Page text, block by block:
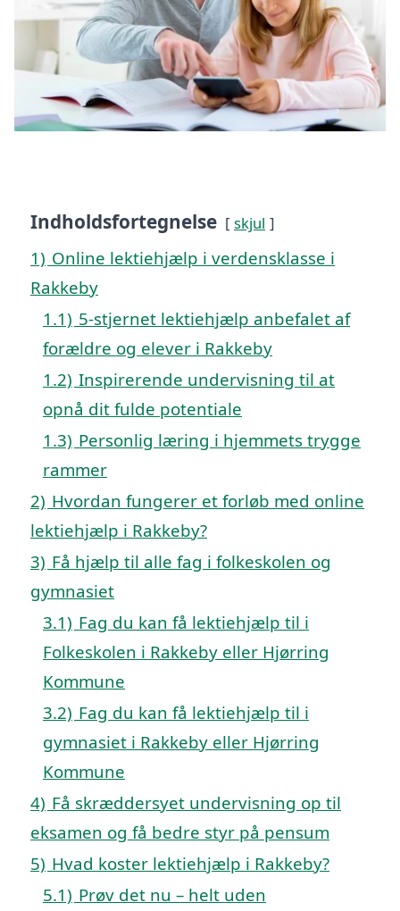
Indholdsfortegnelse skjul
1) Online lektiehjælp i verdensklasse i
Rakkeby
1.1) 5-stjernet lektiehjælp anbefalet af
forældre og elever i Rakkeby
1.2) Inspirerende undervisning til at
opnå dit fulde potentiale
1.3) Personlig læring i hjemmets trygge
rammer
2) Hvordan fungerer et forløb med online
lektiehjælp i Rakkeby?
3) Få hjælp til alle fag i folkeskolen og
gymnasiet
3.1) Fag du kan få lektiehjælp til i
Folkeskolen i Rakkeby eller Hjørring
Kommune
3.2) Fag du kan få lektiehjælp til i
gymnasiet i Rakkeby eller Hjørring
Kommune
4) Få skræddersyet undervisning op til
eksamen og få bedre styr på pensum
5) Hvad koster lektiehjælp i Rakkeby?
5.1) Prøv det nu – helt uden